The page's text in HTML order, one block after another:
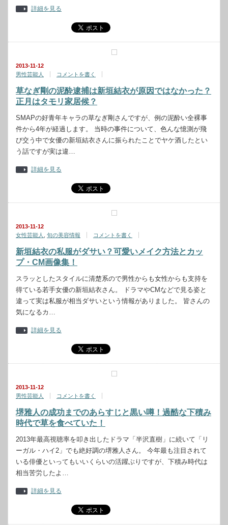
詳細を見る
2013-11-12
男性芸能人
コメントを書く
草なぎ剛の泥酔逮捕は新垣結衣が原因ではなかった？
正月はタモリ家居候？
SMAPの好青年キャラの草なぎ剛さんですが、例の泥酔い全裸事
件から4年が経過します。 当時の事件について、色んな憶測が飛
び交う中で女優の新垣結衣さんに振られたことでヤケ酒したとい
う話ですが実は違…
詳細を見る
2013-11-12
女性芸能人
旬の美容情報 コメントを書く
新垣結衣の私服がダサい？可愛いメイク方法とカッ
プ・CM画像集！
スラッとしたスタイルに清楚系ので男性からも女性からも支持を
得ている若手女優の新垣結衣さん。 ドラマやCMなどで見る姿と
違って実は私服が相当ダサいという情報がありました。 皆さんの
気になるカ…
詳細を見る
2013-11-12
男性芸能人
コメントを書く
堺雅人の成功までのあらすじと黒い噂！過酷な下積み
時代で草を食べていた！
2013年最高視聴率を叩き出したドラマ「半沢直樹」に続いて「リ
ーガル・ハイ2」でも絶好調の堺雅人さん。 今年最も注目されて
いる俳優といってもいいくらいの活躍ぶりですが、下積み時代は
相当苦労したよ…
詳細を見る